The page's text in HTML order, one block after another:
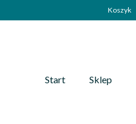
Koszyk
Start Sklep